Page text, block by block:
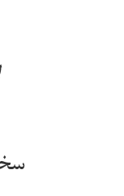
لاابالی عشق باشد نی خرد ** عقل آن جوید کز آن سودی برد
سخت‌رویی که ندارد هیچ پشت ** بهره‌جویی را درون خویش کشت